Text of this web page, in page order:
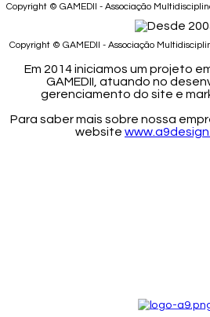
Copyright © GAMEDII - Associação
Copyright © GAMEDII - Associação
Em 2014 iniciamos um projeto
GAMEDII, atuando no
gerenciamento do site e
Para saber mais sobre nossa
website